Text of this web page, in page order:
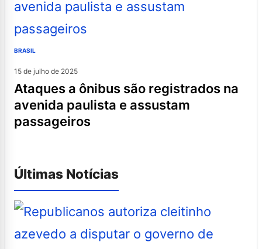
BRASIL
15 de julho de 2025
ataques a ônibus são registrados na
avenida paulista e assustam
passageiros
Últimas Notícias